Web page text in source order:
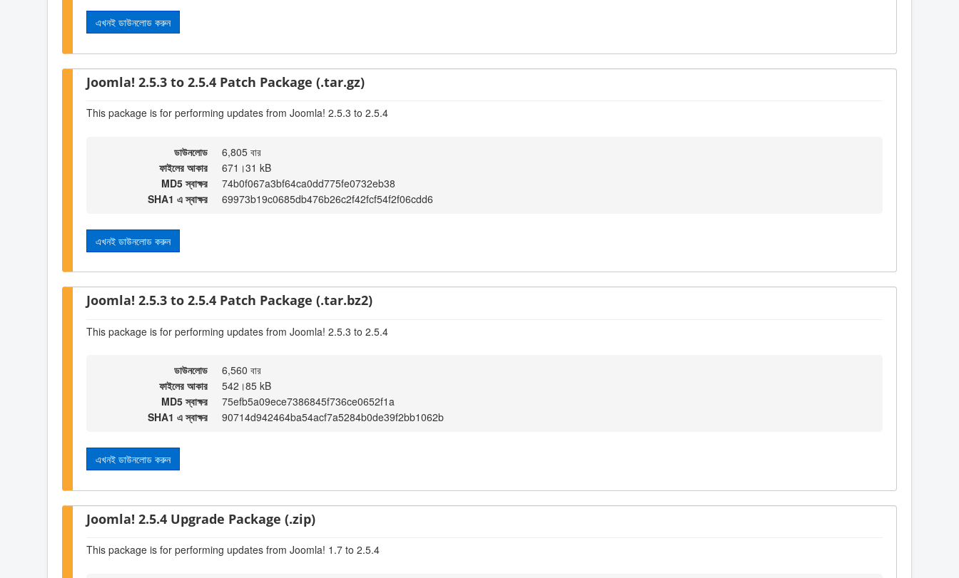
এখনই ডাউনলোড করুন
Joomla! 2.5.3 to 2.5.4 Patch Package (.tar.gz)
This package is for performing updates from Joomla! 2.5.3 to 2.5.4
ডাউনলোড
6,805 বার
ফাইলের আকার
671।31 kB
MD5 স্বাক্ষর
74b0f067a3bf64ca0dd775fe0732eb38
SHA1 এ স্বাক্ষর
69973b19c0685db476b26c2f42fcf54f2f06cdd6
এখনই ডাউনলোড করুন
Joomla! 2.5.3 to 2.5.4 Patch Package (.tar.bz2)
This package is for performing updates from Joomla! 2.5.3 to 2.5.4
ডাউনলোড
6,560 বার
ফাইলের আকার
542।85 kB
MD5 স্বাক্ষর
75efb5a09ece7386845f736ce0652f1a
SHA1 এ স্বাক্ষর
90714d942464ba54acf7a5284b0de39f2bb1062b
এখনই ডাউনলোড করুন
Joomla! 2.5.4 Upgrade Package (.zip)
This package is for performing updates from Joomla! 1.7 to 2.5.4